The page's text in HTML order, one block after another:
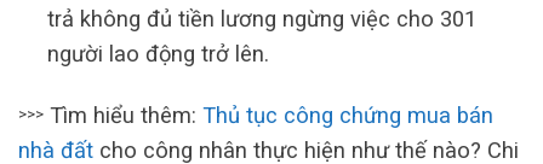
trả không đủ tiền lương ngừng việc cho 301
người lao động trở lên.
>>> Tìm hiểu thêm: Thủ tục công chứng mua bán
nhà đất cho công nhân thực hiện như thế nào? Chi